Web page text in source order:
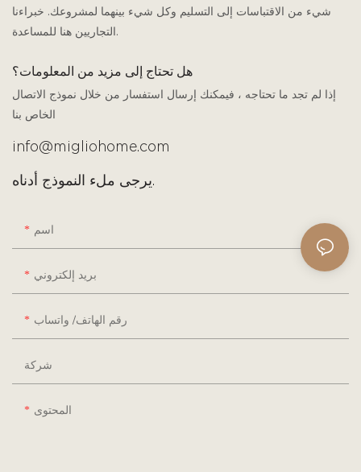
شيء من الاقتباسات إلى التسليم وكل شيء بينهما لمشروعك. خبراءنا
التجاريين هنا للمساعدة.
هل تحتاج إلى مزيد من المعلومات؟
إذا لم تجد ما تحتاجه ، فيمكنك إرسال استفسار من خلال نموذج الاتصال
الخاص بنا
info@migliohome.com
يرجى ملء النموذج أدناه.
اسم
بريد إلكتروني
رقم الهاتف/ واتساب
شركة
المحتوى